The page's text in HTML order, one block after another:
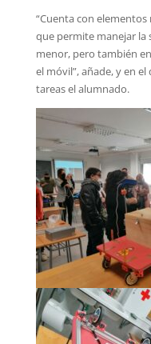
“Cuenta con
que permite manejar la
menor, pero también
el móvil”, añade, y en
tareas el alumnado.